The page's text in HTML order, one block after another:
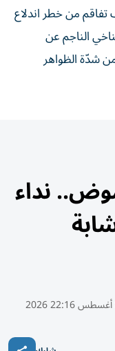
من خطر اندلاع
الناجم عن
شدّة الظواهر
نداء